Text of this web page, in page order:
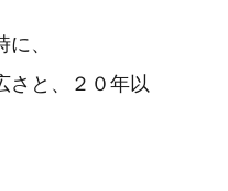
、
さと、２０年以